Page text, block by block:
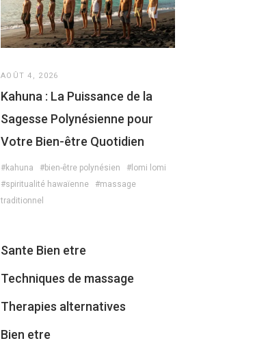
AOÛT 4, 2026
Kahuna : La Puissance de la
Sagesse Polynésienne pour
Votre Bien-être Quotidien
#kahuna #bien-être polynésien
#lomi lomi
#spiritualité hawaïenne
#massage
traditionnel
Sante Bien etre
Techniques de massage
Therapies alternatives
Bien etre